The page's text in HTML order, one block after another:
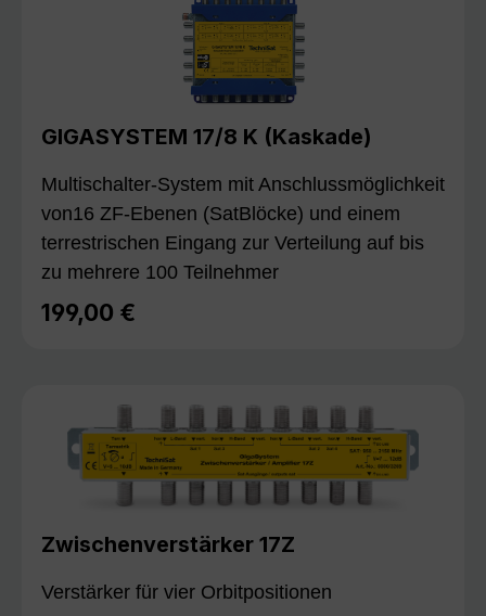
GIGASYSTEM 17/8 K (Kaskade)
Multischalter-System mit Anschlussmöglichkeit
von16 ZF-Ebenen (SatBlöcke) und einem
terrestrischen Eingang zur Verteilung auf bis
zu mehrere 100 Teilnehmer
Regulärer Preis:
199,00 €
Zwischenverstärker 17Z
Verstärker für vier Orbitpositionen